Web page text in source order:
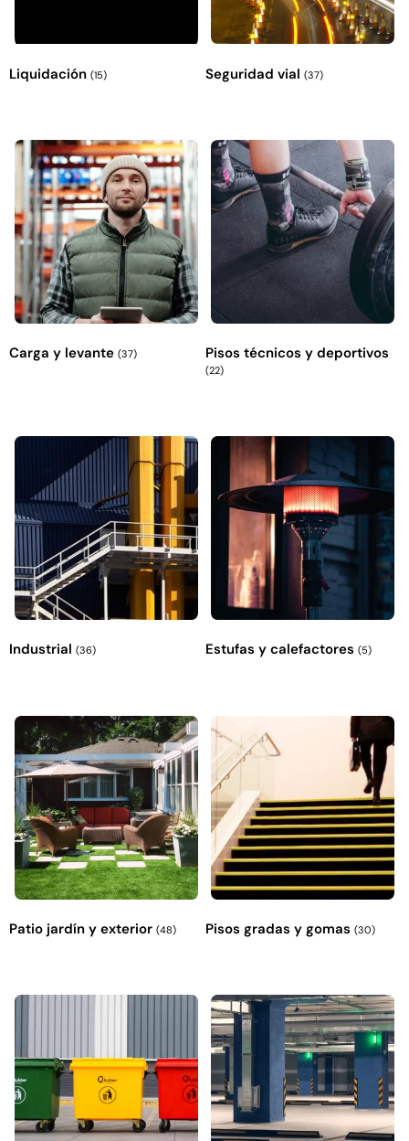
Liquidación (15) Seguridad vial (37)
Carga y levante (37) Pisos técnicos y deportivos
(22)
Industrial (36) Estufas y calefactores (5)
Patio jardín y exterior (48) Pisos gradas y gomas (30)